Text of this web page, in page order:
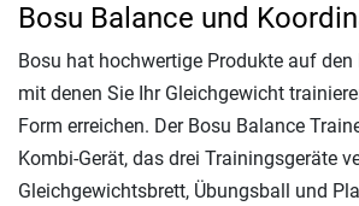
Bosu Balance und
Bosu hat hochwertige Produkte auf
mit denen Sie Ihr Gleichgewicht
Form erreichen. Der Bosu Balance
Kombi-Gerät, das drei Trainingsgeräte
Gleichgewichtsbrett, Übungsball und